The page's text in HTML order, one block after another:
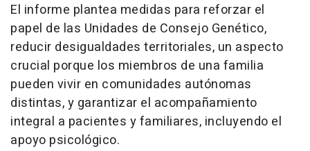
El informe plantea medidas para reforzar el
papel de las Unidades de Consejo Genético,
reducir desigualdades territoriales, un aspecto
crucial porque los miembros de una familia
pueden vivir en comunidades autónomas
distintas, y garantizar el acompañamiento
integral a pacientes y familiares, incluyendo el
apoyo psicológico.